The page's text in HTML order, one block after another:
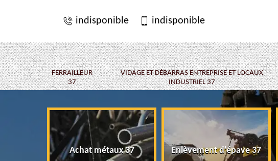
indisponible indisponible
FERRAILLEUR
37
VIDAGE ET DÉBARRAS ENTREPRISE ET LOCAUX
INDUSTRIEL 37
Achat métaux 37 Enlèvement d'épave 37